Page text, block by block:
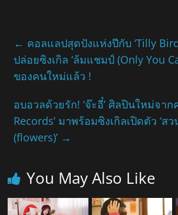
← คอลแลปสุดปังแห่งปีกับ ‘Tilly
ปล่อยซิงเกิล ‘ล้มแชมป์ (Only You
ของคนใหม่แล้ว !
อบอวลด้วยรัก! ‘จ๊ะอี๋’ ศิลปินใหม่จาก
Records’ มาพร้อมซิงเกิลเปิดตัว ‘ส
(flowers)’ →
You May Also Like